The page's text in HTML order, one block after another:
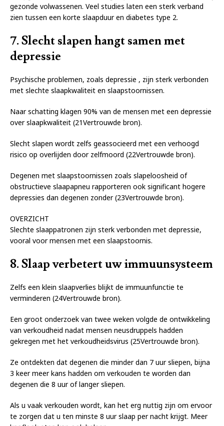
gezonde volwassenen. Veel studies laten een sterk verband
zien tussen een korte slaapduur en diabetes type 2.
7. Slecht slapen hangt samen met
depressie
Psychische problemen, zoals depressie , zijn sterk verbonden
met slechte slaapkwaliteit en slaapstoornissen.
Naar schatting klagen 90% van de mensen met een depressie
over slaapkwaliteit (21Vertrouwde bron).
Slecht slapen wordt zelfs geassocieerd met een verhoogd
risico op overlijden door zelfmoord (22Vertrouwde bron).
Degenen met slaapstoornissen zoals slapeloosheid of
obstructieve slaapapneu rapporteren ook significant hogere
depressies dan degenen zonder (23Vertrouwde bron).
OVERZICHT
Slechte slaappatronen zijn sterk verbonden met depressie,
vooral voor mensen met een slaapstoornis.
8. Slaap verbetert uw immuunsysteem
Zelfs een klein slaapverlies blijkt de immuunfunctie te
verminderen (24Vertrouwde bron).
Een groot onderzoek van twee weken volgde de ontwikkeling
van verkoudheid nadat mensen neusdruppels hadden
gekregen met het verkoudheidsvirus (25Vertrouwde bron).
Ze ontdekten dat degenen die minder dan 7 uur sliepen, bijna
3 keer meer kans hadden om verkouden te worden dan
degenen die 8 uur of langer sliepen.
Als u vaak verkouden wordt, kan het erg nuttig zijn om ervoor
te zorgen dat u ten minste 8 uur slaap per nacht krijgt. Meer